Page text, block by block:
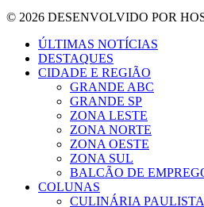
© 2026 DESENVOLVIDO POR
ÚLTIMAS NOTÍCIAS
DESTAQUES
CIDADE E REGIÃO
GRANDE ABC
GRANDE SP
ZONA LESTE
ZONA NORTE
ZONA OESTE
ZONA SUL
BALCÃO DE
COLUNAS
CULINÁRIA